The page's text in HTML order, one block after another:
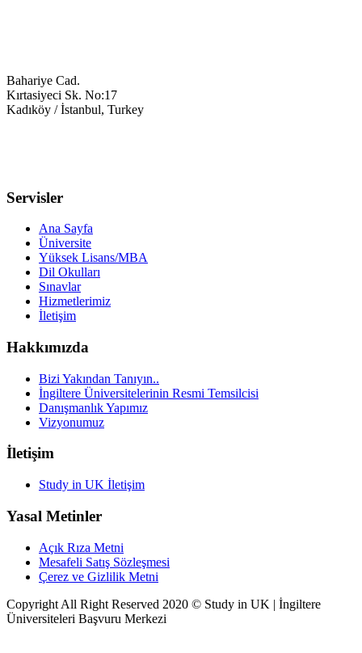
Bahariye Cad.
Kırtasiyeci Sk. No:17
Kadıköy / İstanbul, Turkey
Servisler
Ana Sayfa
Üniversite
Yüksek Lisans/MBA
Dil Okulları
Sınavlar
Hizmetlerimiz
İletişim
Hakkımızda
Bizi Yakından Tanıyın..
İngiltere Üniversitelerinin Resmi Temsilcisi
Danışmanlık Yapımız
Vizyonumuz
İletişim
Study in UK İletişim
Yasal Metinler
Açık Rıza Metni
Mesafeli Satış Sözleşmesi
Çerez ve Gizlilik Metni
Copyright All Right Reserved 2020 © Study in UK | İngiltere
Üniversiteleri Başvuru Merkezi